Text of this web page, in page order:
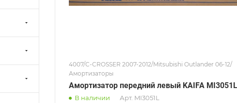
4007/C-CROSSER 2007-2012/Mitsubishi Outlander 06-12/
Амортизаторы
Амортизатор передний левый KAIFA MI3051L
В наличии Арт. MI3051L